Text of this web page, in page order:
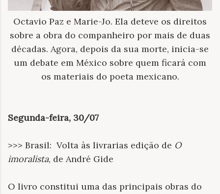
Octavio Paz e Marie-Jo. Ela deteve os direitos
sobre a obra do companheiro por mais de duas
décadas. Agora, depois da sua morte, inicia-se
um debate em México sobre quem ficará com
os materiais do poeta mexicano.
Segunda-feira, 30/07
>>> Brasil: Volta às livrarias edição de O
imoralista, de André Gide
O livro constitui uma das principais obras do